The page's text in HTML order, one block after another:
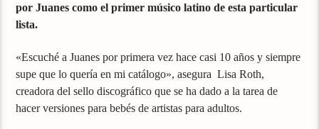
por Juanes como el primer músico latino de esta particular
lista.
«Escuché a Juanes por primera vez hace casi 10 años y siempre
supe que lo quería en mi catálogo», asegura Lisa Roth,
creadora del sello discográfico que se ha dado a la tarea de
hacer versiones para bebés de artistas para adultos.